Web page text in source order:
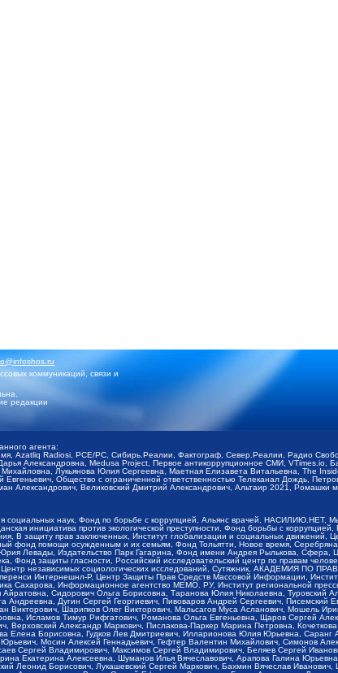
коммуникаций, связи и
редакции
агента:
Azatliq Radiosi, PCE/PC, Сибирь.Реалии, Фактограф, Север.Реалии, Радио
Александровна, Medusa Project, Первое антикоррупционное СМИ,
Лукьянова Юлия Сергеевна, Маетная Елизавета Витальевна, The
Общество с ограниченной ответственностью Телеканал Дождь,
Великовский Дмитрий Александрович, Альтаир 2021, Ромашки
социальных наук, Фонд по борьбе с коррупцией, Альянс врачей,
инициатива против экологической преступности, Фонд борьбы с
В защиту прав заключенных, Институт глобализации и социальных
фонд помощи осужденным и их семьям, Фонд Тольятти, Новое время,
Левады, Издательство Парк Гагарина, Фонд имени Андрея Рылькова,
защиты гласности, Российский исследовательский центр по правам
Центр независимых социологических исследований, Сутяжник, АКАДЕМИЯ ПО
Интернешнл-Р, Центр Защиты Прав Средств Массовой Информации,
Сахарова, Информационное агентство МЕМО. РУ, Институт региональной
Сидорович Ольга Борисовна, Таранова Юлия Николаевна, Туровский
Дугин Сергей Георгиевич, Пивоваров Андрей Сергеевич, Писемский
Шарипков Олег Викторович, Мальсагов Муса Асланович, Мошель
Исламов Тимур Рифгатович, Романова Ольга Евгеньевна, Щаров Сергей
Александр Маркович, Пислакова-Паркер Марина Петровна,
Елена Борисовна, Гудков Лев Дмитриевич, Илларионова Юлия Юрьевна,
Мосин Алексей Геннадьевич, Гефтер Валентин Михайлович, Симонов
Сергей Владимирович, Максимов Сергей Владимирович, Беляев Сергей
Екатерина Алексеевна, Шуманов Илья Вячеславович, Арапова Галина
Леонид Борисович, Лукашевский Сергей Маркович, Бахмин Вячеслав